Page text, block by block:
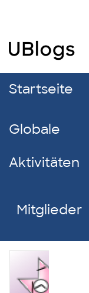
Startseite
Globale
Aktivitäten
Mitglieder